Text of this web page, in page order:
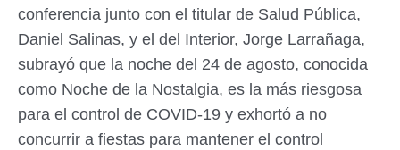
conferencia junto con el titular de Salud Pública,
Daniel Salinas, y el del Interior, Jorge Larrañaga,
subrayó que la noche del 24 de agosto, conocida
como Noche de la Nostalgia, es la más riesgosa
para el control de COVID-19 y exhortó a no
concurrir a fiestas para mantener el control